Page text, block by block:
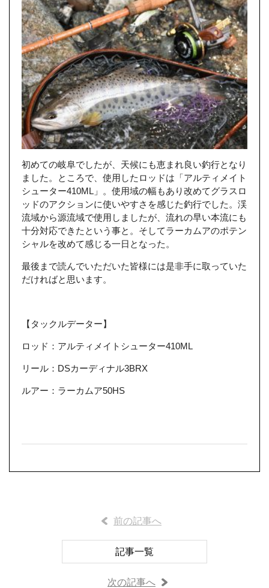
初めての岐阜でしたが、天候にも恵まれ良い釣行となり
ました。ところで、使用したロッドは「アルティメイト
シューター410ML」。使用域の幅もあり改めてグラスロ
ッドのアクションに使いやすさを感じた釣行でした。渓
流域から源流域で使用しましたが、流れの早い本流にも
十分対応できたという事と。そしてラーカムアのポテン
シャルを改めて感じる一日となった。
最後まで読んでいただいた皆様には是非手に取っていた
だければと思います。
【タックルデーター】
ロッド：アルティメイトシューター410ML
リール：DSカーディナル3BRX
ルアー：ラーカムア50HS
前の記事へ
記事一覧
次の記事へ